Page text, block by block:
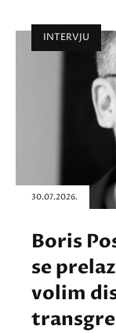
INTERVJU
30.07.2026.
Boris
se
volim